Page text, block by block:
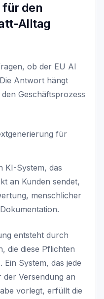
für den
Alltag
ob der EU AI
Antwort hängt
Geschäftsprozess
für
KI-System, das
an Kunden sendet,
menschlicher
entsteht durch
die diese Pflichten
System, das jede
Versendung an
vorlegt, erfüllt die